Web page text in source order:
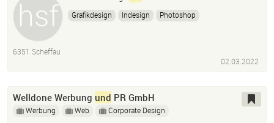
Grafikdesign Indesign
Photoshop
6351 Scheffau
02.03.2022
Welldone Werbung und PR GmbH
Werbung Web Corporate Design